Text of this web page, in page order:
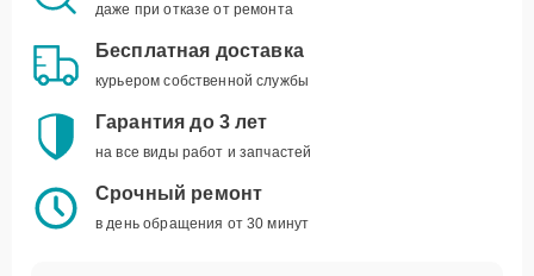
даже при отказе от ремонта
Бесплатная доставка
курьером собственной службы
Гарантия до 3 лет
на все виды работ и запчастей
Срочный ремонт
в день обращения от 30 минут